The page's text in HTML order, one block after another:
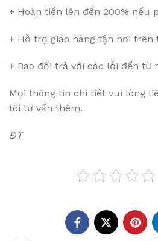
+ Hoàn tiền lên đến 200% nếu
+ Hỗ trợ giao hàng tận nơi trên
+ Bao đổi trả với các lỗi đến từ
Mọi thông tin chi tiết vui lòng
tôi tư vấn thêm.
ĐT